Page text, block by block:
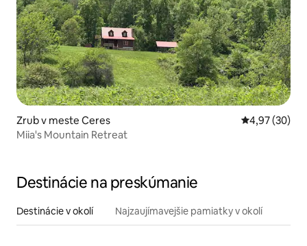
Zrub v meste Ceres Priemerné
4,97 (30)
Miia's Mountain Retreat
Destinácie na preskúmanie
Destinácie v okolí Najzaujímavejšie pamiatky v okolí